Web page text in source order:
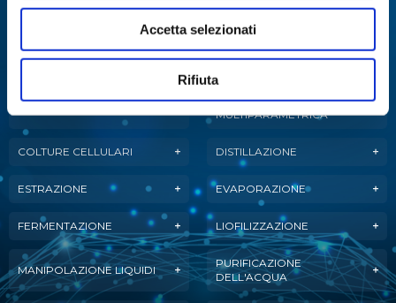
Accetta selezionati
Rifiuta
Abbiamo sviluppato soluzioni, tecnologie e
strumenti per diverse applicazioni.
ANALISI
MULTIPARAMETRICA
COLTURE CELLULARI DISTILLAZIONE
ESTRAZIONE EVAPORAZIONE
FERMENTAZIONE LIOFILIZZAZIONE
MANIPOLAZIONE LIQUIDI
PURIFICAZIONE
DELL'ACQUA